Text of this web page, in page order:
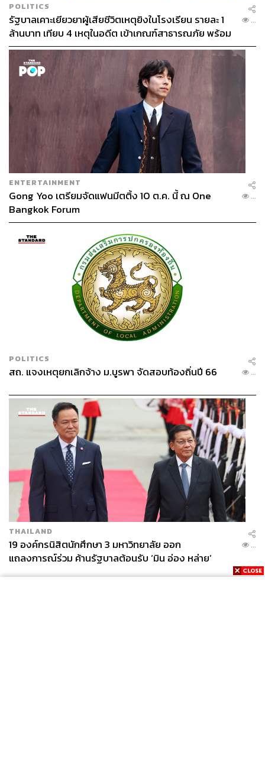
POLITICS
รัฐบาลเคาะเยียวยาผู้เสียชีวิตเหตุยิงในโรงเรียน รายละ 1
ล้านบาท เทียบ 4 เหตุในอดีต เข้าเกณฑ์สาธารณภัย พร้อม
เร่งจ่ายโดยเร็ว
...
ENTERTAINMENT
Gong Yoo เตรียมจัดแฟนมีตติ้ง 10 ต.ค. นี้ ณ One
Bangkok Forum
...
POLITICS
สถ. แจงเหตุยกเลิกจ้าง ม.บูรพา จัดสอบท้องถิ่นปี 66 ...
THAILAND
19 องค์กรนิสิตนักศึกษา 3 มหาวิทยาลัย ออก
แถลงการณ์ร่วม ค้านรัฐบาลต้อนรับ ‘มิน อ่อง หล่าย’
...